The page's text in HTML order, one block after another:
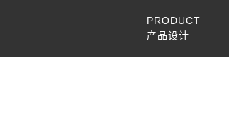
PRODUCT
产品设计